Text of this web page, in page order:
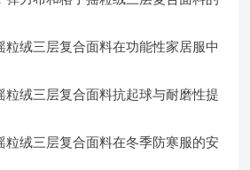
粒绒三层复合面料在功能性家居服中
粒绒三层复合面料抗起球与耐磨性提
粒绒三层复合面料在冬季防寒服的安